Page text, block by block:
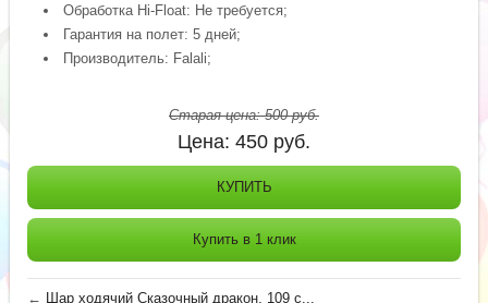
Обработка Hi-Float: Не требуется;
Гарантия на полет: 5 дней;
Производитель: Falali;
Старая цена:500руб.
Цена: 450 руб.
КУПИТЬ
Купить в 1 клик
← Шар ходячий Сказочный дракон, 109 с...